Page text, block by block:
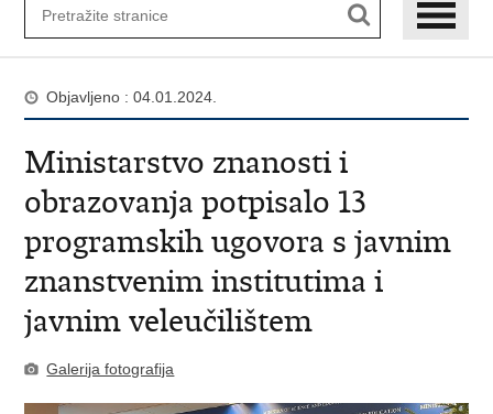
Objavljeno : 04.01.2024.
Ministarstvo znanosti i
obrazovanja potpisalo 13
programskih ugovora s javnim
znanstvenim institutima i
javnim veleučilištem
Galerija fotografija